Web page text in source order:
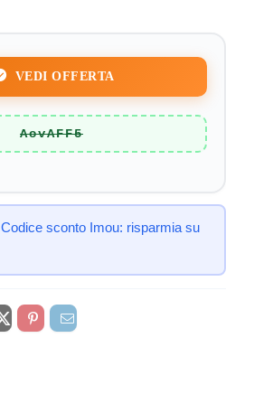
VEDI OFFERTA
AovAFF5
Codice sconto Imou: risparmia su